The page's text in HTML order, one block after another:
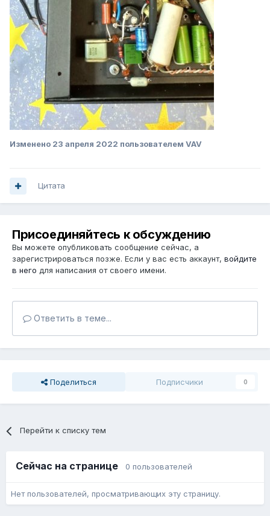
Изменено 23 апреля 2022 пользователем VAV
Цитата
Присоединяйтесь к обсуждению
Вы можете опубликовать сообщение сейчас, а
зарегистрироваться позже. Если у вас есть аккаунт, войдите
в него для написания от своего имени.
Ответить в теме...
Поделиться Подписчики 0
Перейти к списку тем
Сейчас на странице 0 пользователей
Нет пользователей, просматривающих эту страницу.